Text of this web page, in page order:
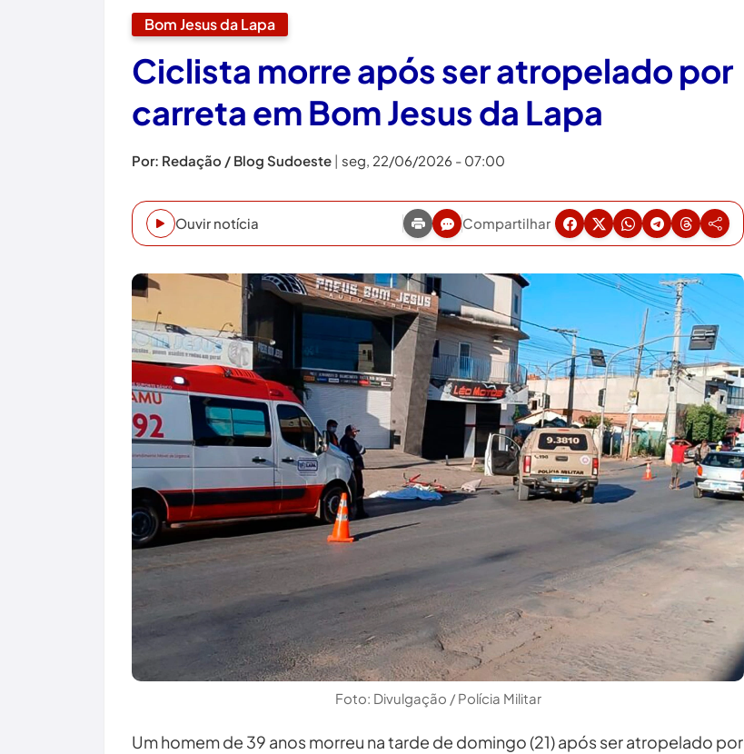
Bom Jesus da Lapa
Ciclista morre após ser atropelado por
carreta em Bom Jesus da Lapa
Por: Redação / Blog Sudoeste | seg, 22/06/2026 - 07:00
Ouvir notícia Compartilhar
Foto: Divulgação / Polícia Militar
Um homem de 39 anos morreu na tarde de domingo (21) após ser atropelado por